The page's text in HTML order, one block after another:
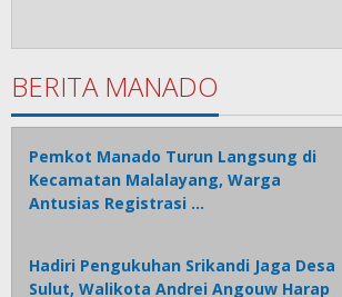
BERITA MANADO
Pemkot Manado Turun Langsung di
Kecamatan Malalayang, Warga
Antusias Registrasi …
Hadiri Pengukuhan Srikandi Jaga Desa
Sulut, Walikota Andrei Angouw Harap